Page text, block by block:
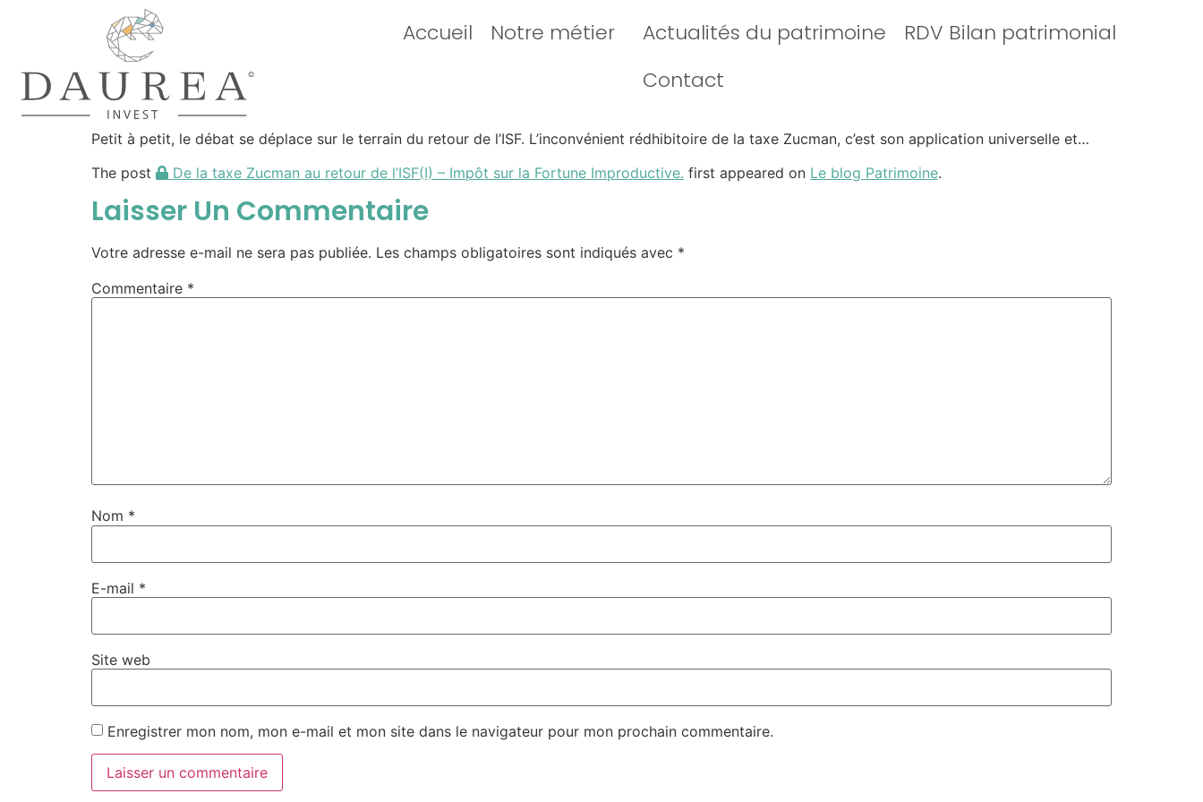
Accueil Notre métier Actualités du patrimoine
RDV Bilan patrimonial
Contact
Petit à petit, le débat se déplace sur le terrain du retour de l’ISF. L’inconvénient rédhibitoire de la taxe Zucman, c’est son application universelle et…
The post
De la taxe Zucman au retour de l’ISF(I) – Impôt sur la Fortune Improductive. first appeared on Le blog Patrimoine.
Laisser Un Commentaire
Votre adresse e-mail ne sera pas publiée. Les champs obligatoires sont indiqués avec *
Commentaire *
Nom *
E-mail *
Site web
Enregistrer mon nom, mon e-mail et mon site dans le navigateur pour mon prochain commentaire.